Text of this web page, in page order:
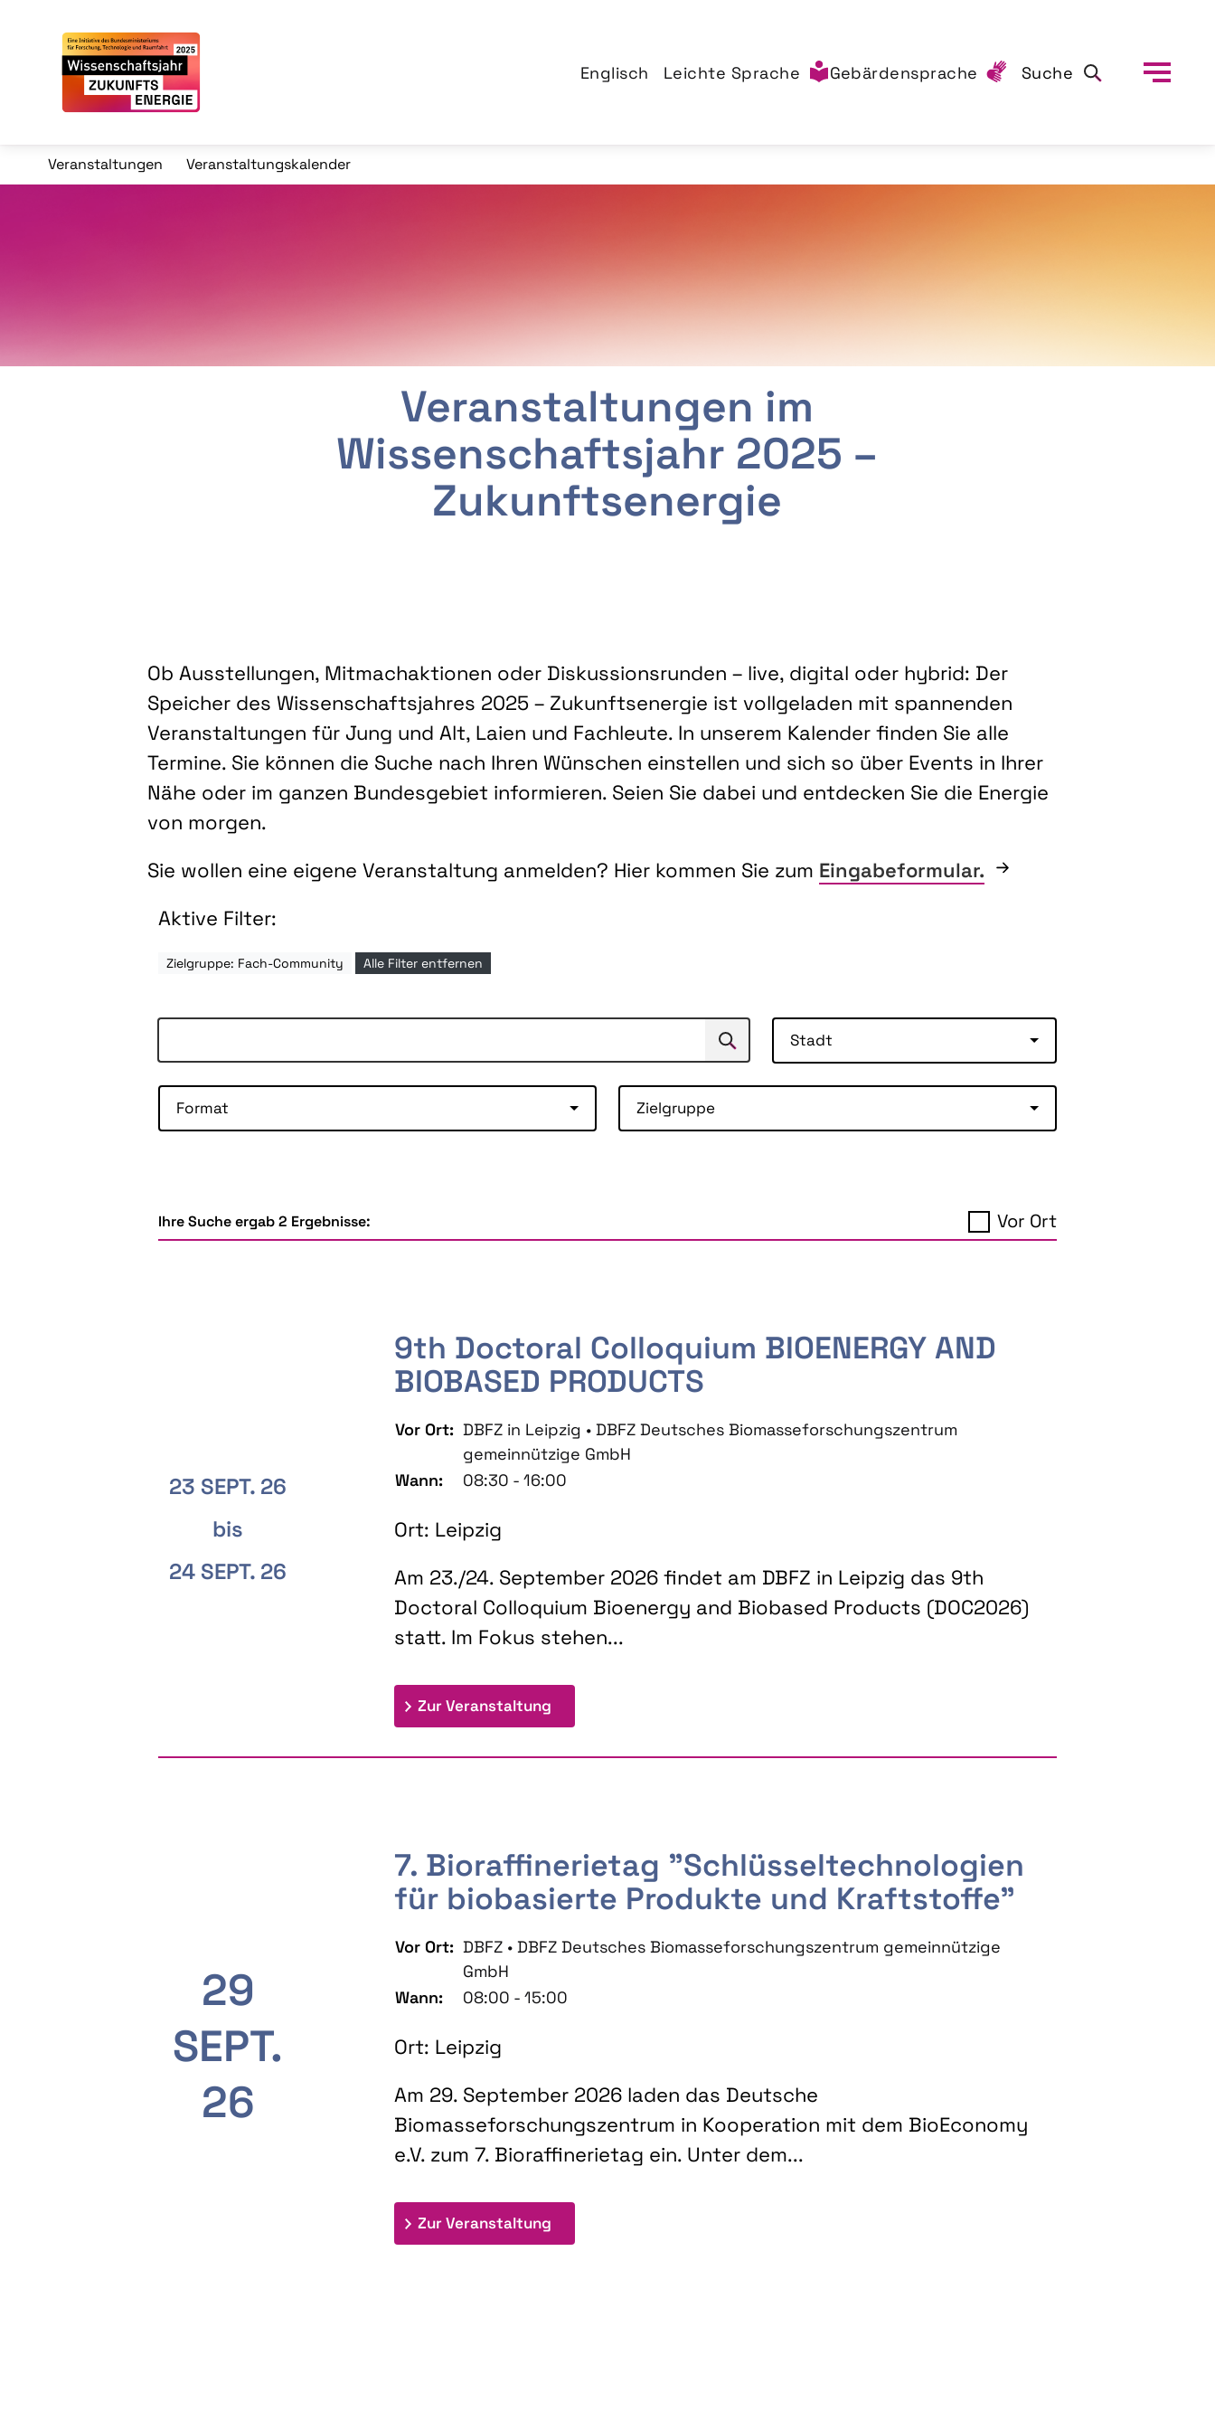
Englisch Leichte Sprache Gebärdensprache Suche
Veranstaltungen Veranstaltungskalender
Veranstaltungen im
Wissenschaftsjahr 2025 –
Zukunftsenergie
Ob Ausstellungen, Mitmachaktionen oder Diskussionsrunden – live, digital oder hybrid: Der
Speicher des Wissenschaftsjahres 2025 – Zukunftsenergie ist vollgeladen mit spannenden
Veranstaltungen für Jung und Alt, Laien und Fachleute. In unserem Kalender finden Sie alle
Termine. Sie können die Suche nach Ihren Wünschen einstellen und sich so über Events in Ihrer
Nähe oder im ganzen Bundesgebiet informieren. Seien Sie dabei und entdecken Sie die Energie
von morgen.
Sie wollen eine eigene Veranstaltung anmelden? Hier kommen Sie zum Eingabeformular.
Aktive Filter:
Zielgruppe: Fach-Community Alle Filter entfernen
Suchen Stadt
Format Zielgruppe
Ihre Suche ergab 2 Ergebnisse: Vor Ort
23 SEPT. 26
bis
24 SEPT. 26
9th Doctoral Colloquium BIOENERGY AND
BIOBASED PRODUCTS
Vor Ort: DBFZ in Leipzig • DBFZ Deutsches Biomasseforschungszentrum
gemeinnützige GmbH
Wann:
08:30 - 16:00
Ort: Leipzig
Am 23./24. September 2026 findet am DBFZ in Leipzig das 9th
Doctoral Colloquium Bioenergy and Biobased Products (DOC2026)
statt. Im Fokus stehen...
Zur Veranstaltung: 9th Doctoral Colloquium BIOENERGY AND BIOBASED PRODUCTS
29
SEPT.
26
7. Bioraffinerietag "Schlüsseltechnologien
für biobasierte Produkte und Kraftstoffe"
Vor Ort: DBFZ • DBFZ Deutsches Biomasseforschungszentrum gemeinnützige
GmbH
Wann:
08:00 - 15:00
Ort: Leipzig
Am 29. September 2026 laden das Deutsche
Biomasseforschungszentrum in Kooperation mit dem BioEconomy
e.V. zum 7. Bioraffinerietag ein. Unter dem...
Zur Veranstaltung: 7. Bioraffinerietag "Schlüsseltechnologien für biobasierte Produkte und Kraftstoffe"